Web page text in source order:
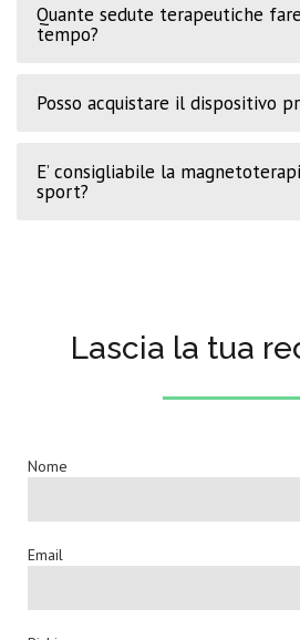
Quante sedute terapeutiche
tempo?
Posso acquistare il dispositivo
E’ consigliabile la
sport?
Lascia la tua
Nome
Email